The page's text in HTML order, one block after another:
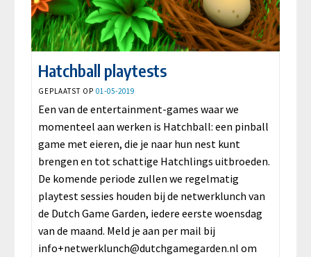
Hatchball playtests
GEPLAATST OP 01-05-2019
Een van de entertainment-games waar we
momenteel aan werken is Hatchball: een pinball
game met eieren, die je naar hun nest kunt
brengen en tot schattige Hatchlings uitbroeden.
De komende periode zullen we regelmatig
playtest sessies houden bij de netwerklunch van
de Dutch Game Garden, iedere eerste woensdag
van de maand. Meld je aan per mail bij
info+netwerklunch@dutchgamegarden.nl om